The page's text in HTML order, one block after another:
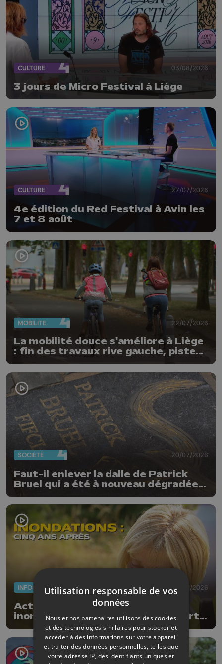
CULTURE 03/08/2026
3 jours de Micro Festival à Liège
CULTURE 27/07/2026
4e édition du Red Festival à Avin les
7 et 8 août
MOBILITÉ 22/07/2026
La mobilité douce s'améliore à Liège
: fin des travaux rive gauche, pistes
cyclo-piétonnes Avroy et
Guillemins...
SOCIÉTÉ 20/07/2026
Faut-il enlever la dalle de Patrick
Bruel qui a été à nouveau dégradée ?
"Nos ouvriers sont en vacances"
INFOS 17/07/2026
Actus de la semaine : 5 ans des
inondations, subsides pour le sport
et feu d'artifice
Utilisation responsable de vos
données
Nous et nos partenaires utilisons des cookies
et des technologies similaires pour stocker et
accéder à des informations sur votre appareil
et traiter des données personnelles, telles que
votre adresse IP, des identifiants uniques et